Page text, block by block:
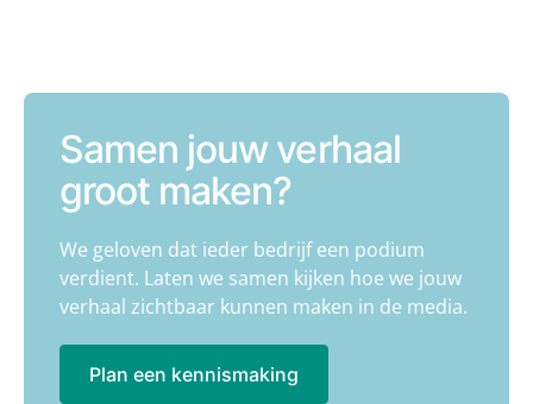
Samen jouw verhaal
groot maken?
We geloven dat ieder bedrijf een podium
verdient. Laten we samen kijken hoe we jouw
verhaal zichtbaar kunnen maken in de media.
Plan een kennismaking